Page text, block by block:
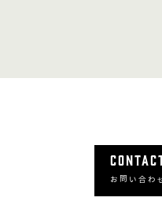
お問い合わ